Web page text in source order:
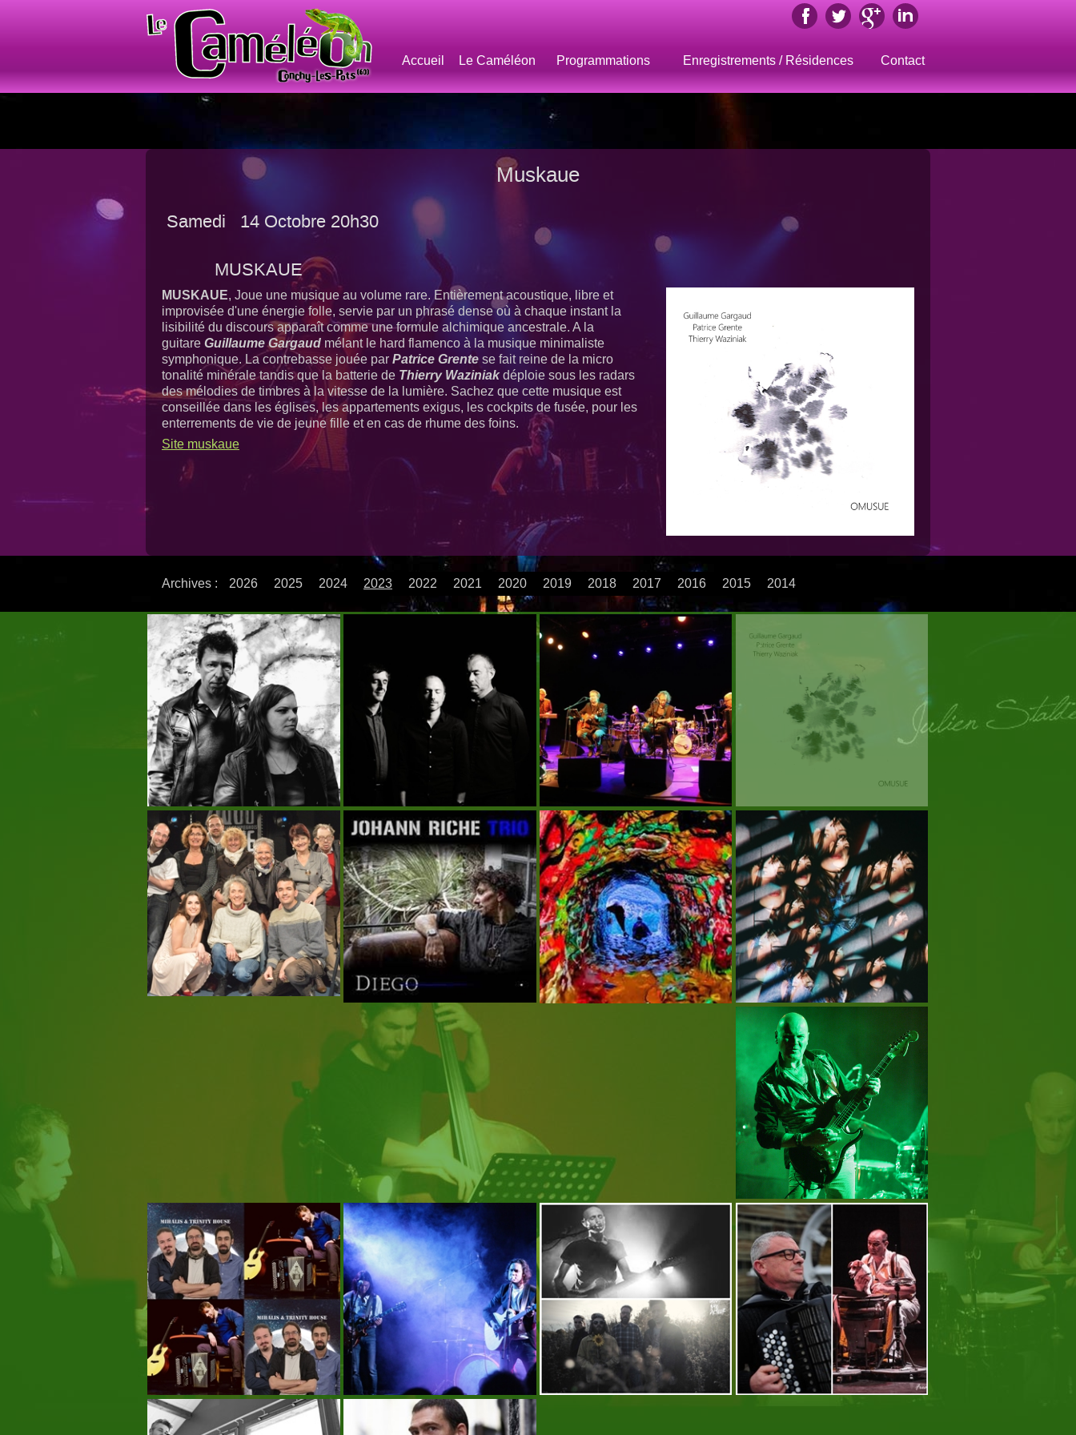
Accueil Le Caméléon Programmations Enregistrements / Résidences Contact
Muskaue
Samedi 14 Octobre 20h30
MUSKAUE
MUSKAUE, Joue une musique au volume rare. Entièrement acoustique, libre et
improvisée d'une énergie folle, servie par un phrasé dense où à chaque instant la
lisibilité du discours apparaît comme une formule alchimique ancestrale. A la
guitare Guillaume Gargaud mélant le hard flamenco à la musique minimaliste
symphonique. La contrebasse jouée par Patrice Grente se fait reine de la micro
tonalité minérale tandis que la batterie de Thierry Waziniakdéploie sous les radars
des mélodies de timbres à la vitesse de la lumière. Sachez que cette musique est
conseillée dans les églises, les appartements exigus, les cockpits de fusée, pour les
enterrements de vie de jeune fille et en cas de rhume des foins.
Site muskaue
Archives : 2026 2025 2024 2023 2022 2021 2020 2019 2018 2017 2016 2015 2014